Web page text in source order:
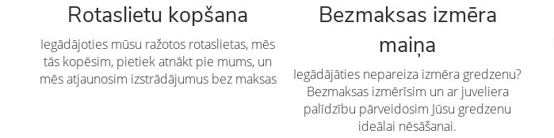
Rotaslietu kopšana
Iegādājoties mūsu ražotos rotaslietas, mēs
tās kopēsim, pietiek atnākt pie mums, un
mēs atjaunosim izstrādājumus bez maksas
Bezmaksas izmēra
maiņa
Iegādājāties nepareiza izmēra gredzenu?
Bezmaksas izmērīsim un ar juveliera
palīdzību pārveidosim Jūsu gredzenu
ideālai nēsāšanai.